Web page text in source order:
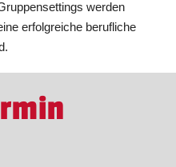
werden
erfolgreiche berufliche